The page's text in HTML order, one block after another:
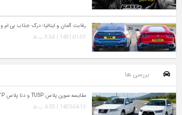
رقابت آلمان و ایتالیا؛ درگ جذاب بی ام و M5 و فراری 812
1401-01-03 | 9:34 ب.ظ
بررسی ها
مقایسه سورن پلاس TU5P و دنا پلاس EF7P؛ کدام به‌ صرفه‌ تر است؟
1405-04-13 | 4:55 ب.ظ